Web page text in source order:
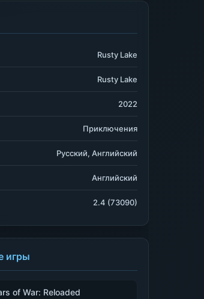
Rusty Lake
Rusty Lake
2022
Приключения
Русский, Английский
Английский
2.4 (73090)
игры
of War: Reloaded